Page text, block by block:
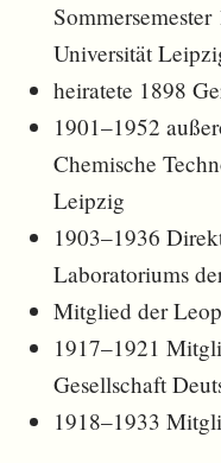
Universität
heiratete 1898
1901–1952
Chemische
Leipzig
1903–1936
Laboratoriums
Mitglied der
1917–1921
Gesellschaft
1918–1933